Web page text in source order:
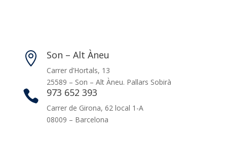
 Son – Alt Àneu
Carrer d’Hortals, 13
25589 – Son – Alt Àneu. Pallars Sobirà
 973 652 393
Carrer de Girona, 62 local 1-A
08009 – Barcelona